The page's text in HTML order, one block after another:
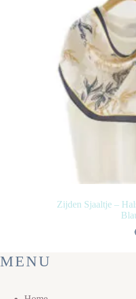
Zijden Sjaaltje –
MENU